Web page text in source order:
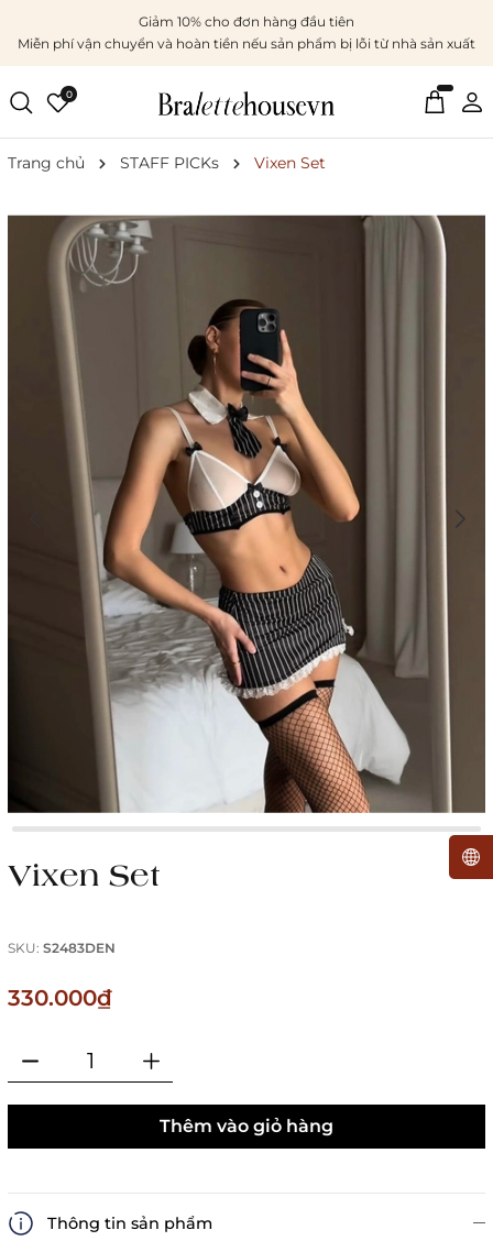
Giảm 10% cho đơn hàng đầu tiên
Miễn phí vận chuyển và hoàn tiền nếu sản phẩm bị lỗi từ nhà sản xuất
0
Trang chủ STAFF PICKs Vixen Set
Vixen Set
SKU: S2483DEN
330.000₫
Thêm vào giỏ hàng
Thông tin sản phẩm